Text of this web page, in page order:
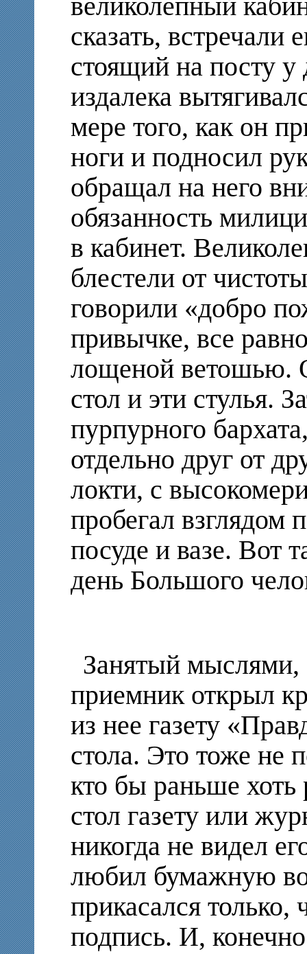
великолепный
сказать,
стоящий на посту у
издалека
мере того, как он
ноги и подносил
обращал на него
обязанность
в кабинет.
блестели от
говорили «добро
привычке, все
лощеной ветошью.
стол и эти стулья.
пурпурного
отдельно друг от
локти, с
пробегал взглядом
посуде и вазе. Вот
день Большого
Занятый мыслями,
приемник открыл
из нее газету
стола. Это тоже не
кто бы раньше
стол газету или
никогда не видел
любил бумажную
прикасался
подпись. И,